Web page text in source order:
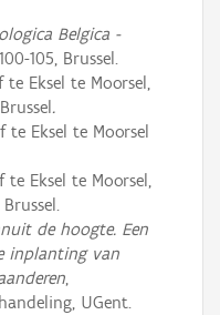
Belgica -
105, Brussel.
te Eksel te Moorsel,
.
te Eksel te Moorsel
te Eksel te Moorsel,
de hoogte. Een
inplanting van
,
UGent.